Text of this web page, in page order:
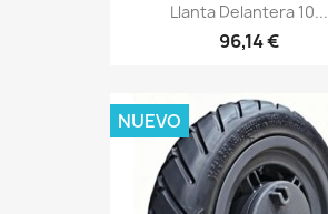
Llanta Delantera 10...
96,14 €
NUEVO